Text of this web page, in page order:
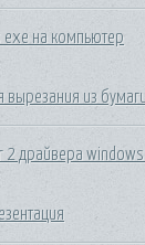
exe на компьютер
вырезания из
2 драйвера